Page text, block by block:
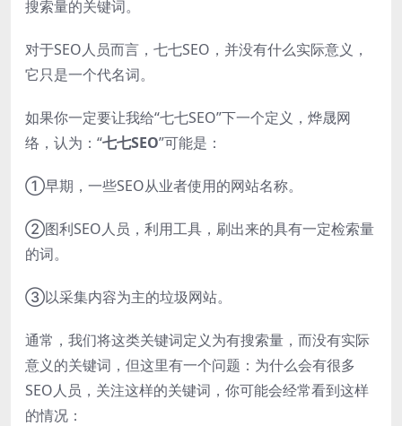
搜索量的关键词。
对于SEO人员而言，七七SEO，并没有什么实际意义，
它只是一个代名词。
如果你一定要让我给“七七SEO”下一个定义，烨晟网
络，认为：“七七SEO”可能是：
①早期，一些SEO从业者使用的网站名称。
②图利SEO人员，利用工具，刷出来的具有一定检索量
的词。
③以采集内容为主的垃圾网站。
通常，我们将这类关键词定义为有搜索量，而没有实际
意义的关键词，但这里有一个问题：为什么会有很多
SEO人员，关注这样的关键词，你可能会经常看到这样
的情况：